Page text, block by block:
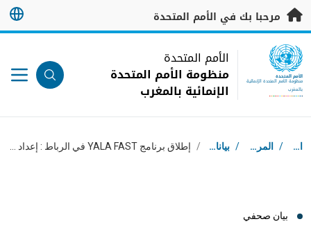
تخطى إلى المحتوى الرئيسي
مرحبا بك في الأمم المتحدة
UN Logo
الأمم المتحدة
منظومة الأمم المتحدة الإنمائية
بالمغرب
الأمم المتحدة
منظومة الأمم المتحدة
الإنمائية بالمغرب
مسار التنقل
استقبال / المركز الإعلامي / بيانات صحفية /
بيان صحفي